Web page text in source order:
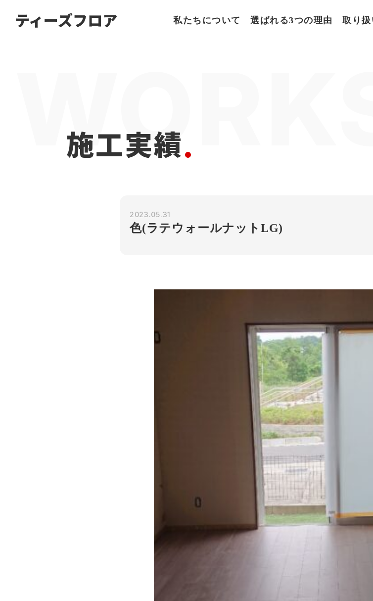
ティーズフロア 私たちについて 選ばれる3つの理由 取り
施工実績
2023.05.31
色(ラテウォールナットLG)